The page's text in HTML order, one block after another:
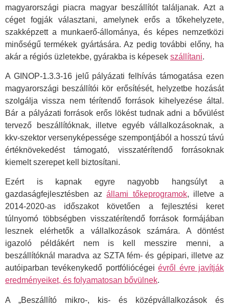
magyarországi piacra magyar beszállítót találjanak. Azt a
céget fogják választani, amelynek erős a tőkehelyzete,
szakképzett a munkaerő-állománya, és képes nemzetközi
minőségű termékek gyártására. Az pedig további előny, ha
akár a régiós üzletekbe, gyárakba is képesek szállítani.
A GINOP-1.3.3-16 jelű pályázati felhívás támogatása ezen
magyarországi beszállítói kör erősítését, helyzetbe hozását
szolgálja vissza nem térítendő források kihelyezése által.
Bár a pályázati források erős lökést tudnak adni a bővülést
tervező beszállítóknak, illetve egyéb vállalkozásoknak, a
kkv-szektor versenyképessége szempontjából a hosszú távú
értéknövekedést támogató, visszatérítendő forrásoknak
kiemelt szerepet kell biztosítani.
Ezért is kapnak egyre nagyobb hangsúlyt a
gazdaságfejlesztésben azállami tőkeprogramok, illetve a
2014-2020-as időszakot követően a fejlesztési keret
túlnyomó többségben visszatérítendő források formájában
lesznek elérhetők a vállalkozások számára. A döntést
igazoló példákért nem is kell messzire menni, a
beszállítóknál maradva az SZTA fém- és gépipari, illetve az
autóiparban tevékenykedő portfóliócégeiévről évre javítják
eredményeiket, és folyamatosan bővülnek.
A „Beszállító mikro-, kis- és középvállalkozások és